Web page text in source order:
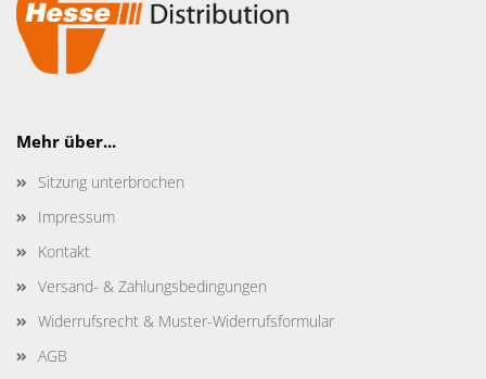
Mehr über...
Sitzung unterbrochen
Impressum
Kontakt
Versand- & Zahlungsbedingungen
Widerrufsrecht & Muster-Widerrufsformular
AGB